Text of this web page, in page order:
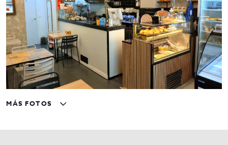
Totalmente equipadopara empezar a trabajar
desde el primer día
Cocina completamente instalada
Local preparado para la actividad
Condiciones económicas
Traspaso:66.000 €
Alquiler:561 €/mes + IVA (liquidación trimestral)
estratégicaypotencial de rentabilidaden uno de los barrios
MÁS FOTOS